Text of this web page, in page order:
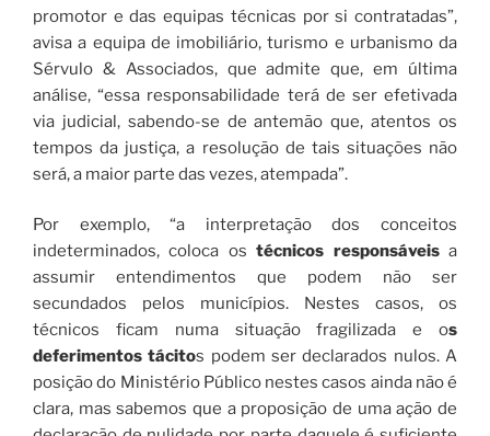
promotor e das equipas técnicas por si contratadas”,
avisa a equipa de imobiliário, turismo e urbanismo da
Sérvulo & Associados, que admite que, em última
análise, “essa responsabilidade terá de ser efetivada
via judicial, sabendo-se de antemão que, atentos os
tempos da justiça, a resolução de tais situações não
será, a maior parte das vezes, atempada”.
Por exemplo, “a interpretação dos conceitos
indeterminados, coloca ostécnicos responsáveisa
assumir entendimentos que podem não ser
secundados pelos municípios. Nestes casos, os
técnicos ficam numa situação fragilizada e os
deferimentos tácitos podem ser declarados nulos. A
posição do Ministério Público nestes casos ainda não é
clara, mas sabemos que a proposição de uma ação de